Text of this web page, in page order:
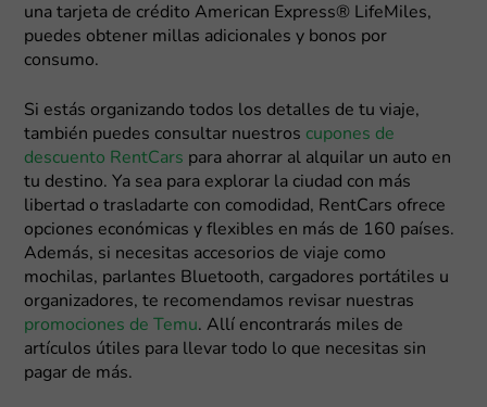
una tarjeta de crédito American Express® LifeMiles,
puedes obtener millas adicionales y bonos por
consumo.
Si estás organizando todos los detalles de tu viaje,
también puedes consultar nuestros cupones de
descuento RentCars para ahorrar al alquilar un auto en
tu destino. Ya sea para explorar la ciudad con más
libertad o trasladarte con comodidad, RentCars ofrece
opciones económicas y flexibles en más de 160 países.
Además, si necesitas accesorios de viaje como
mochilas, parlantes Bluetooth, cargadores portátiles u
organizadores, te recomendamos revisar nuestras
promociones de Temu. Allí encontrarás miles de
artículos útiles para llevar todo lo que necesitas sin
pagar de más.